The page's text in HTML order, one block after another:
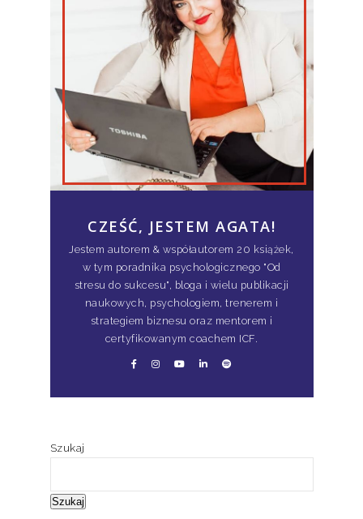
CZEŚĆ, JESTEM AGATA!
Jestem autorem & współautorem 20 książek,
w tym poradnika psychologicznego "Od
stresu do sukcesu", bloga i wielu publikacji
naukowych, psychologiem, trenerem i
strategiem biznesu oraz mentorem i
certyfikowanym coachem ICF.
Szukaj
Szukaj